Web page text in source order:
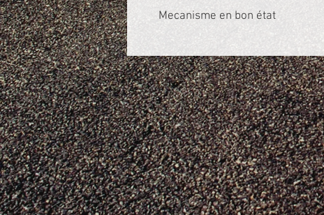
Mecanisme en bon état